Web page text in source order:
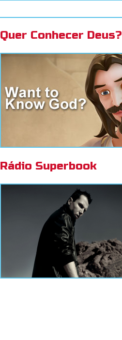
Quer Conhecer Deus?
Rádio Superbook